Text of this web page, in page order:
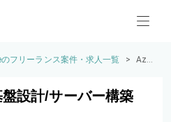
フリーランス案件・求人一覧 >
Azur
設計/サーバー構築